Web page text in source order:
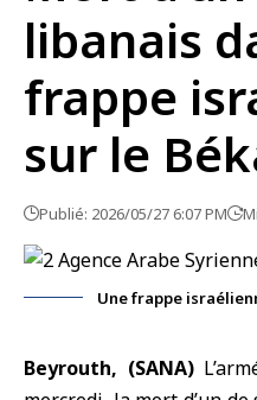
libanais
frappe
sur le
Publié: 2026/05/27 6:07 PM
Une frappe
Beyrouth, (SANA)